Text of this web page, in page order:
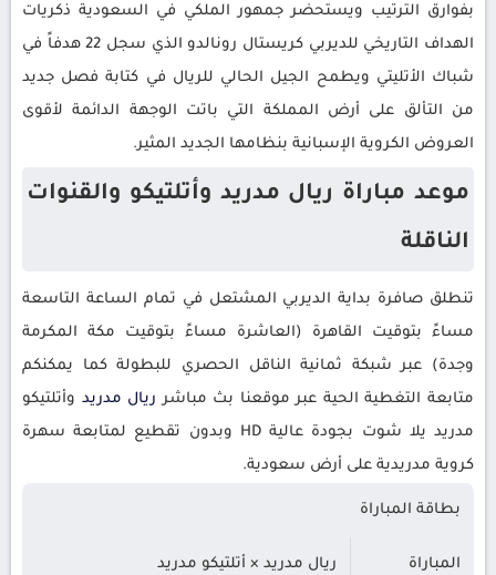
بفوارق الترتيب ويستحضر جمهور الملكي في السعودية ذكريات
الهداف التاريخي للديربي كريستال رونالدو الذي سجل 22 هدفاً في
شباك الأتليتي ويطمح الجيل الحالي للريال في كتابة فصل جديد
من التألق على أرض المملكة التي باتت الوجهة الدائمة لأقوى
العروض الكروية الإسبانية بنظامها الجديد المثير.
موعد مباراة ريال مدريد وأتلتيكو والقنوات
الناقلة
تنطلق صافرة بداية الديربي المشتعل في تمام الساعة التاسعة
مساءً بتوقيت القاهرة (العاشرة مساءً بتوقيت مكة المكرمة
وجدة) عبر شبكة ثمانية الناقل الحصري للبطولة كما يمكنكم
متابعة التغطية الحية عبر موقعنا بث مباشر ريال مدريد وأتلتيكو
مدريد يلا شوت بجودة عالية HD وبدون تقطيع لمتابعة سهرة
كروية مدريدية على أرض سعودية.
بطاقة المباراة
المباراة ريال مدريد × أتلتيكو مدريد